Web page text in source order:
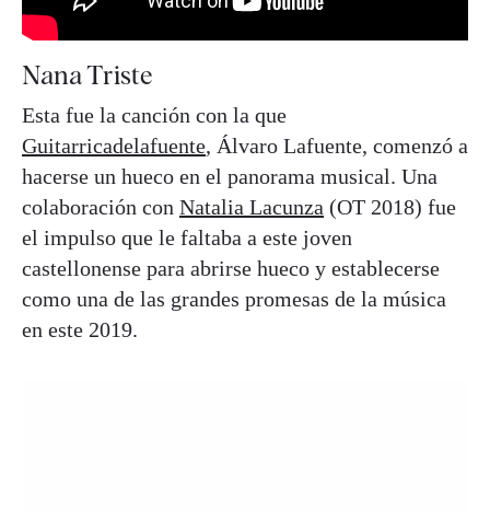
Nana Triste
Esta fue la canción con la que
Guitarricadelafuente, Álvaro Lafuente, comenzó a
hacerse un hueco en el panorama musical. Una
colaboración con Natalia Lacunza (OT 2018) fue
el impulso que le faltaba a este joven
castellonense para abrirse hueco y establecerse
como una de las grandes promesas de la música
en este 2019.